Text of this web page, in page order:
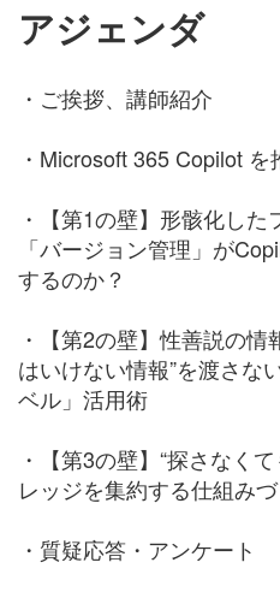
アジェンダ
・ご挨拶、講師紹介
・ Microsoft 365 Copilot を
・
【第1の壁】形骸化した
「バージョン管理」が
するのか？
・【第2の壁】性善説の情
はいけない情報”を渡さな
ベル」活用術
・
【第3の壁】“探さなく
レッジを集約する仕組みづ
・質疑応答・アンケート